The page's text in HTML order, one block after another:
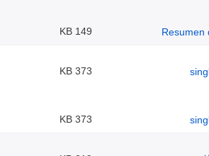
149 KB
373 KB
373 KB